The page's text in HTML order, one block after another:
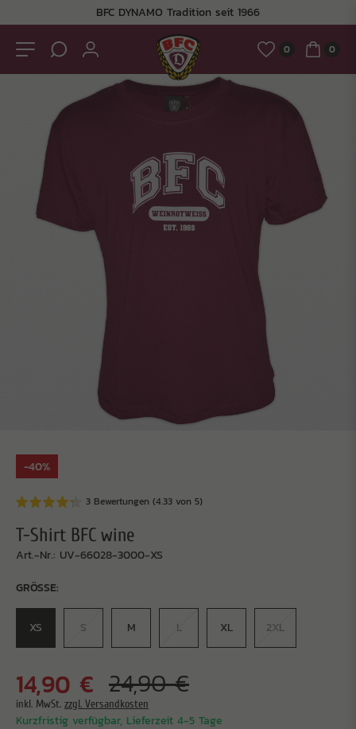
BFC DYNAMO Tradition seit 1966
0 0
-40%
3 Bewertungen (4.33 von 5)
T-Shirt BFC wine
Art.-Nr.: UV-66028-3000-XS
GRÖSSE:
XS S M L XL 2XL
14,90 € 24,90 €
inkl. MwSt. zzgl. Versandkosten
Kurzfristig verfügbar, Lieferzeit 4-5 Tage